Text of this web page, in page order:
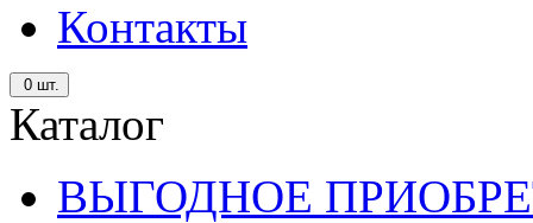
Контакты
0 шт.
Каталог
ВЫГОДНОЕ